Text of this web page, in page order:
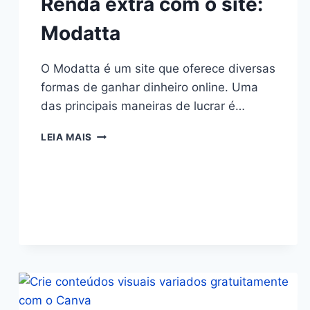
Modatta
O Modatta é um site que oferece diversas
formas de ganhar dinheiro online. Uma
das principais maneiras de lucrar é…
LEIA MAIS